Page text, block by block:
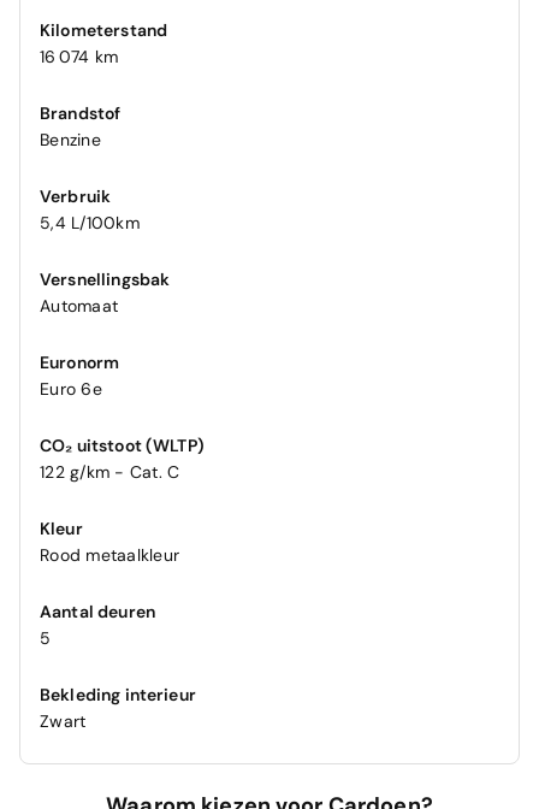
Kilometerstand
16 074 km
Brandstof
Benzine
Verbruik
5,4 L/100km
Versnellingsbak
Automaat
Euronorm
Euro 6e
CO₂ uitstoot (WLTP)
122 g/km - Cat. C
Kleur
Rood metaalkleur
Aantal deuren
5
Bekleding interieur
Zwart